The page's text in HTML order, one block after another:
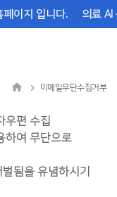
이지 입니다. 의료 AI
이메일무단수집거부
우편 수집
하여 무단으로
됨을 유념하시기